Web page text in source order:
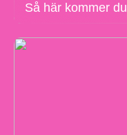
Så här kommer